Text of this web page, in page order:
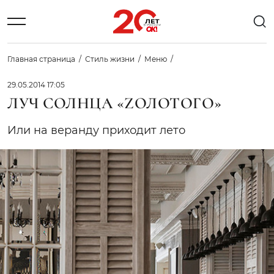
Главная страница Стиль жизни Меню
29.05.2014 17:05
ЛУЧ СОЛНЦА «ZОЛОТОГО»
Или на веранду приходит лето